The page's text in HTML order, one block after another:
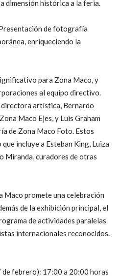
dimensión histórica a la feria.
de fotografía
enriqueciendo la
para Zona Maco, y
al equipo directivo.
directora artística, Bernardo
Maco Ejes, y Luis Graham
de Zona Maco Foto. Estos
que incluye a Esteban King, Luiza
Miranda, curadores de otras
Maco promete una celebración
de la exhibición principal, el
de actividades paralelas
internacionales reconocidos.
febrero): 17:00 a 20:00 horas